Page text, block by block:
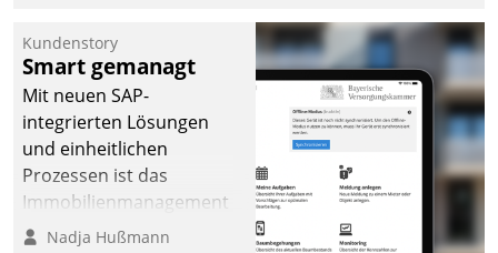
Kundenstory
Smart gemanagt
Mit neuen SAP-
integrierten Lösungen
und einheitlichen
Prozessen ist das
Immobilienmanagement
der Bayerischen
Nadja Hußmann